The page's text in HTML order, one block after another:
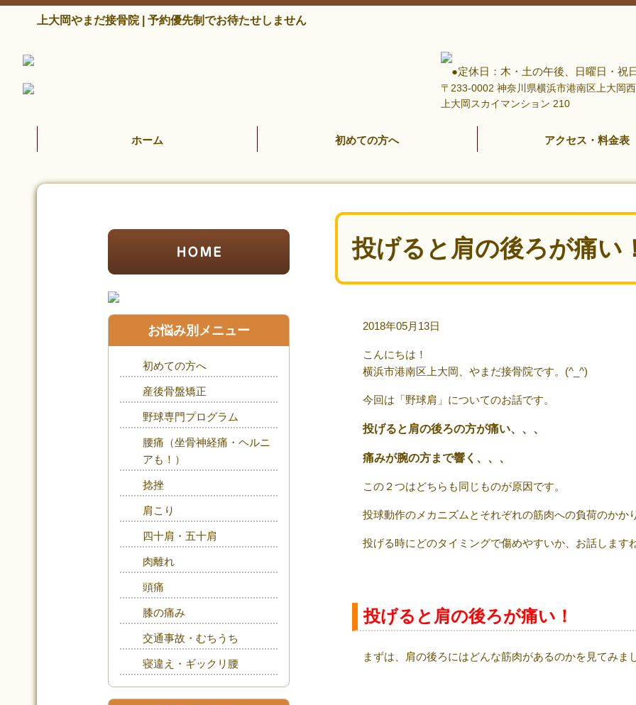
上大岡やまだ接骨院 | 予約優先制でお待たせしません
●定休日：木・土の午後、日曜日・祝
〒233-0002 神奈川県横浜市港南区上大岡
上大岡スカイマンション 210
ホーム 初めての方へ アクセス・料金表
投げると肩の後ろが痛い
2018年05月13日
こんにちは！
横浜市港南区上大岡、やまだ接骨院です。(^_^)
今回は「野球肩」についてのお話です。
投げると肩の後ろの方が痛い、、、
痛みが腕の方まで響く、、、
この２つはどちらも同じものが原因です。
投球動作のメカニズムとそれぞれの筋肉への負荷のかか
投げる時にどのタイミングで傷めやすいか、お話します
投げると肩の後ろが痛い！
まずは、肩の後ろにはどんな筋肉があるのかを見てみま
お悩み別メニュー
初めての方へ
産後骨盤矯正
野球専門プログラム
腰痛（坐骨神経痛・ヘルニ
アも！）
捻挫
肩こり
四十肩・五十肩
肉離れ
頭痛
膝の痛み
交通事故・むちうち
寝違え・ギックリ腰